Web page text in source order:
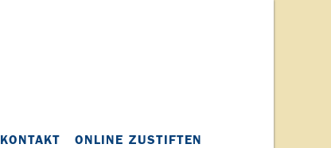
KONTAKT ONLINE ZUSTIFTEN